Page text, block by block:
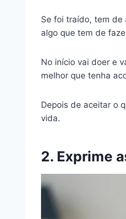
Se foi traído, tem de
algo que tem de
No início vai doer e
melhor que tenha
Depois de aceitar o
vida.
2. Exprime